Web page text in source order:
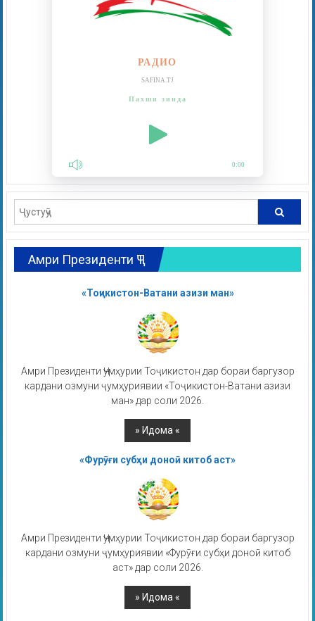
РАДИО
SAFINA.TJ
Пахши зинда
0:00
Амри Президенти ҶТ
«Тоҷикистон-Ватани азизи ман»
Амри Президенти Ҷумҳурии Тоҷикистон дар бораи баргузор
кардани озмуни ҷумҳуриявии «Тоҷикистон-Ватани азизи
ман» дар соли 2026.
«Фурӯғи субҳи доноӣ китоб аст»
Амри Президенти Ҷумҳурии Тоҷикистон дар бораи баргузор
кардани озмуни ҷумҳуриявии «Фурӯғи субҳи доноӣ китоб
аст» дар соли 2026.